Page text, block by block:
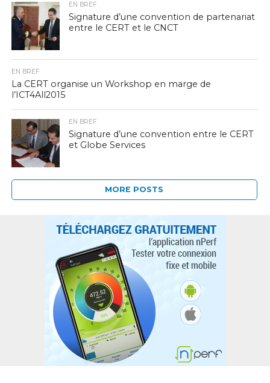
EN BREF
Signature d’une convention de partenariat
entre le CERT et le CNCT
EN BREF
La CERT organise un Workshop en marge de
l’ICT4All2015
EN BREF
Signature d’une convention entre le CERT
et Globe Services
MORE POSTS